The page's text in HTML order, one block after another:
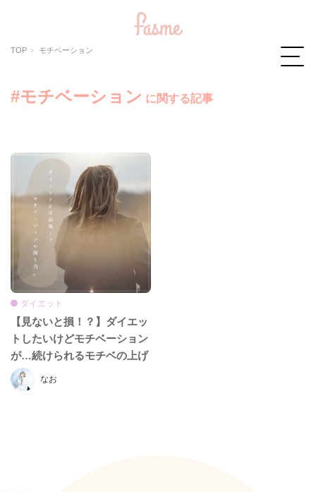
TOP モチベーション
#モチベーション に関する記事
なお
ダイエット
【見ないと損！？】ダイエッ
トしたいけどモチベーション
が…続けられるモチベの上げ
方はコレでしょ♡